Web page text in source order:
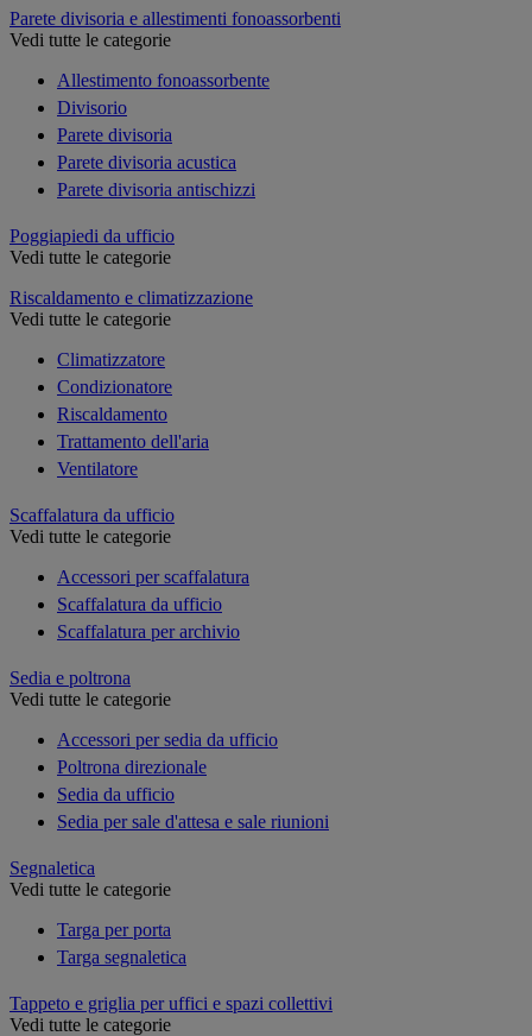
Parete divisoria e allestimenti fonoassorbenti
Vedi tutte le categorie
Allestimento fonoassorbente
Divisorio
Parete divisoria
Parete divisoria acustica
Parete divisoria antischizzi
Poggiapiedi da ufficio
Vedi tutte le categorie
Riscaldamento e climatizzazione
Vedi tutte le categorie
Climatizzatore
Condizionatore
Riscaldamento
Trattamento dell'aria
Ventilatore
Scaffalatura da ufficio
Vedi tutte le categorie
Accessori per scaffalatura
Scaffalatura da ufficio
Scaffalatura per archivio
Sedia e poltrona
Vedi tutte le categorie
Accessori per sedia da ufficio
Poltrona direzionale
Sedia da ufficio
Sedia per sale d'attesa e sale riunioni
Segnaletica
Vedi tutte le categorie
Targa per porta
Targa segnaletica
Tappeto e griglia per uffici e spazi collettivi
Vedi tutte le categorie